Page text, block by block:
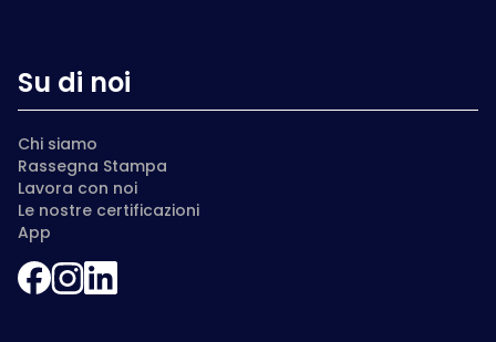
Su di noi
Chi siamo
Rassegna Stampa
Lavora con noi
Le nostre certificazioni
App